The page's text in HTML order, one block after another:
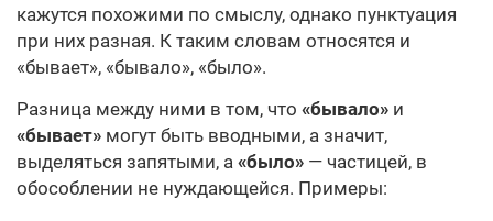
кажутся похожими по смыслу, однако пунктуация
при них разная. К таким словам относятся и
«бывает», «бывало», «было».
Разница между ними в том, что «бывало» и
«бывает» могут быть вводными, а значит,
выделяться запятыми, а «было» — частицей, в
обособлении не нуждающейся. Примеры: